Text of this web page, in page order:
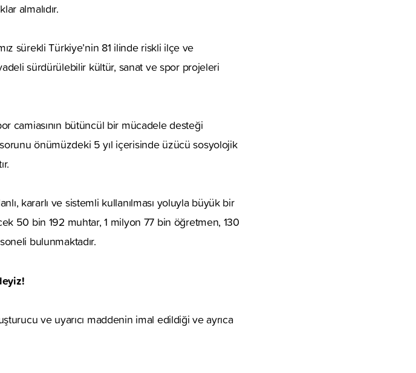
almalıdır.
sürekli Türkiye’nin 81 ilinde riskli ilçe ve
sürdürülebilir kültür, sanat ve spor projeleri
camiasının bütüncül bir mücadele desteği
önümüzdeki 5 yıl içerisinde üzücü sosyolojik
kararlı ve sistemli kullanılması yoluyla büyük bir
50 bin 192 muhtar, 1 milyon 77 bin öğretmen, 130
bulunmaktadır.
ve uyarıcı maddenin imal edildiği ve ayrıca